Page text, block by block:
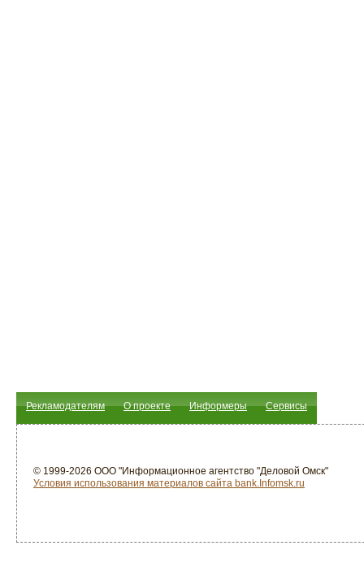
Рекламодателям О проекте Информеры Сервисы
© 1999-2026 ООО "Информационное агентство "Деловой Омск"
Условия использования материалов сайта bank.Infomsk.ru